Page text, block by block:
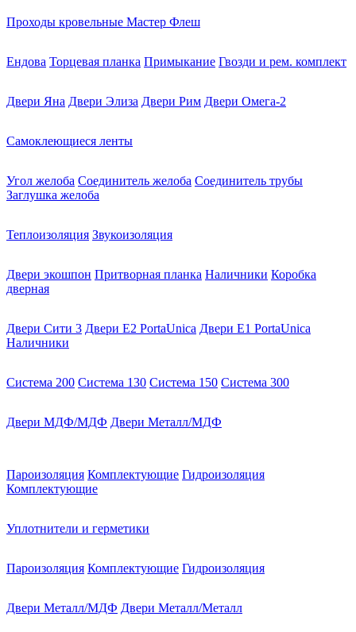
Проходы кровельные Мастер Флеш
Ендова Торцевая планка Примыкание Гвозди и рем. комплект
Двери Яна Двери Элиза Двери Рим Двери Омега-2
Самоклеющиеся ленты
Угол желоба Соединитель желоба Соединитель трубы
Заглушка желоба
Теплоизоляция Звукоизоляция
Двери экошпон Притворная планка Наличники Коробка
дверная
Двери Сити 3 Двери E2 PortaUnica Двери E1 PortaUnica
Наличники
Система 200 Система 130 Система 150 Система 300
Двери МДФ/МДФ Двери Металл/МДФ
Пароизоляция Комплектующие Гидроизоляция
Комплектующие
Уплотнители и герметики
Пароизоляция Комплектующие Гидроизоляция
Двери Металл/МДФ Двери Металл/Металл